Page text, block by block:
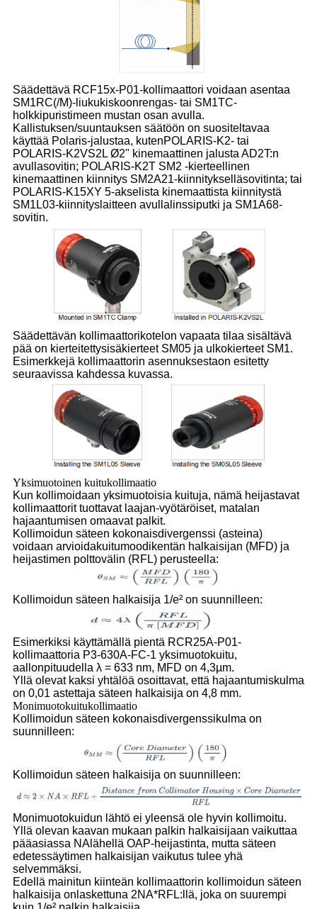
Säädettävä RCF15x-P01-kollimaattori voidaan asentaa
SM1RC(/M)-liukukiskoonrengas- tai SM1TC-
holkkipuristimeen mustan osan avulla.
Kallistuksen/suuntauksen säätöön on suositeltavaa
käyttää Polaris-jalustaa, kutenPOLARIS-K2- tai
POLARIS-K2VS2L Ø2" kinemaattinen jalusta AD2T:n
avullasovitin; POLARIS-K2T SM2 -kierteellinen
kinemaattinen kiinnitys SM2A21-kiinnitykselläsovitinta; tai
POLARIS-K15XY 5-akselista kinemaattista kiinnitystä
SM1L03-kiinnityslaitteen avulla linssiputki ja SM1A68-
sovitin.
Säädettävän kollimaattorikotelon vapaata tilaa sisältävä
pää on kierteitettysisäkierteet SM05 ja ulkokierteet SM1.
Esimerkkejä kollimaattorin asennuksestaon esitetty
seuraavissa kahdessa kuvassa.
Yksimuotoinen kuitukollimaatio
Kun kollimoidaan yksimuotoisia kuituja, nämä heijastavat
kollimaattorit tuottavat laajan-vyötäröiset, matalan
hajaantumisen omaavat palkit.
Kollimoidun säteen kokonaisdivergenssi (asteina)
voidaan arvioidakuitumoodikentän halkaisijan (MFD) ja
heijastimen polttovälin (RFL) perusteella:
Kollimoidun säteen halkaisija 1/e² on suunnilleen:
Esimerkiksi käyttämällä pientä RCR25A-P01-
kollimaattoria P3-630A-FC-1 yksimuotokuitu,
aallonpituudella λ = 633 nm, MFD on 4,3µm.
Yllä olevat kaksi yhtälöä osoittavat, että hajaantumiskulma
on 0,01 astettaja säteen halkaisija on 4,8 mm.
Monimuotokuitukollimaatio
Kollimoidun säteen kokonaisdivergenssikulma on
suunnilleen:
Kollimoidun säteen halkaisija on suunnilleen:
Monimuotokuidun lähtö ei yleensä ole hyvin kollimoitu.
Yllä olevan kaavan mukaan palkin halkaisijaan vaikuttaa
pääasiassa NA lähellä OAP-heijastinta, mutta säteen
edetessäytimen halkaisijan vaikutus tulee yhä
selvemmäksi.
Edellä mainitun kiinteän kollimaattorin kollimoidun säteen
halkaisija on laskettuna 2NA*RFL:llä, joka on suurempi